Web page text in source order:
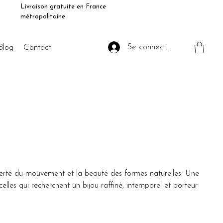
Livraison gratuite en France
métropolitaine
Blog Contact Se connecter
du mouvement et la beauté des formes naturelles. Une
qui recherchent un bijou raffiné, intemporel et porteur